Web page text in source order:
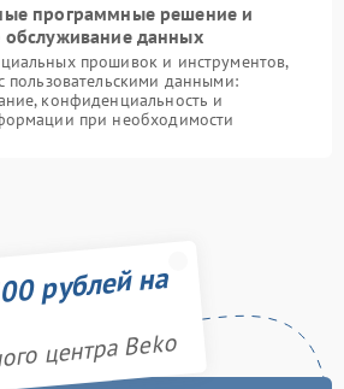
программные решение и
обслуживание данных
прошивок и инструментов,
пользовательскими данными:
конфиденциальность и
при необходимости
рублей на
центра Beko